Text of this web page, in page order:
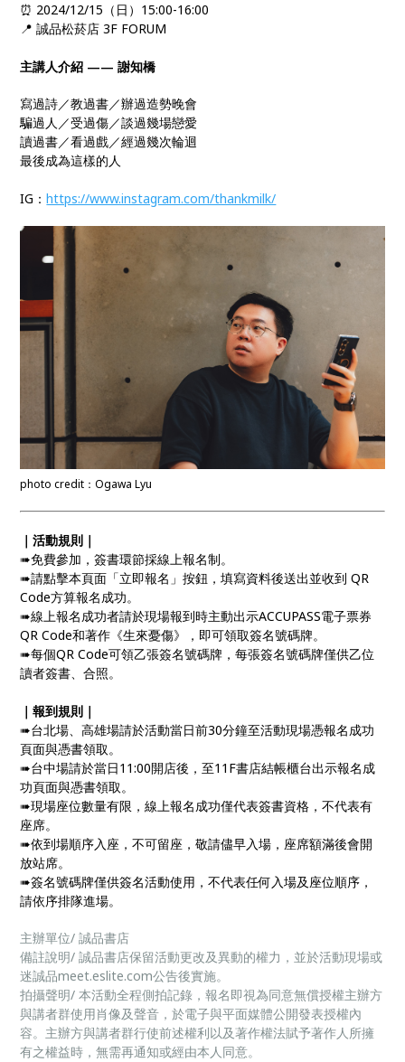
⏰ 2024/12/15（日）15:00-16:00
📍 誠品松菸店 3F FORUM
主講人介紹 —— 謝知橋
寫過詩／教過書／辦過造勢晚會
騙過人／受過傷／談過幾場戀愛
讀過書／看過戲／經過幾次輪迴
最後成為這樣的人
IG：https://www.instagram.com/thankmilk/
photo credit：Ogawa Lyu
｜活動規則｜
➠免費參加，簽書環節採線上報名制。
➠請點擊本頁面「立即報名」按鈕，填寫資料後送出並收到 QR
Code方算報名成功。
➠線上報名成功者請於現場報到時主動出示ACCUPASS電子票券
QR Code和著作《生來憂傷》，即可領取簽名號碼牌。
➠每個QR Code可領乙張簽名號碼牌，每張簽名號碼牌僅供乙位
讀者簽書、合照。
｜報到規則｜
➠台北場、高雄場請於活動當日前30分鐘至活動現場憑報名成功
頁面與憑書領取。
➠台中場請於當日11:00開店後，至11F書店結帳櫃台出示報名成
功頁面與憑書領取。
➠現場座位數量有限，線上報名成功僅代表簽書資格，不代表有
座席。
➠依到場順序入座，不可留座，敬請儘早入場，座席額滿後會開
放站席。
➠簽名號碼牌僅供簽名活動使用，不代表任何入場及座位順序，
請依序排隊進場。
主辦單位/ 誠品書店
備註說明/ 誠品書店保留活動更改及異動的權力，並於活動現場或
迷誠品meet.eslite.com公告後實施。
拍攝聲明/ 本活動全程側拍記錄，報名即視為同意無償授權主辦方
與講者群使用肖像及聲音，於電子與平面媒體公開發表授權內
容。主辦方與講者群行使前述權利以及著作權法賦予著作人所擁
有之權益時，無需再通知或經由本人同意。